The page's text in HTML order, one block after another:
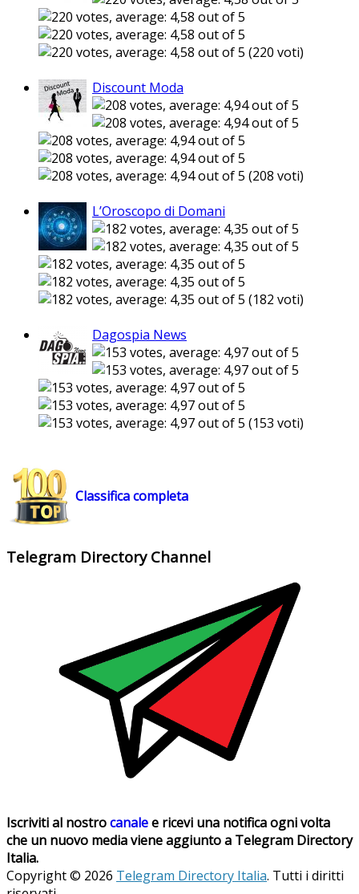
(220 voti)
Discount Moda
(208 voti)
L’Oroscopo di Domani
(182 voti)
Dagospia News
(153 voti)
Classifica completa
Telegram Directory Channel
Iscriviti al nostrocanalee ricevi una notifica ogni volta
che un nuovo media viene aggiunto a Telegram Directory
Italia.
Copyright © 2026 Telegram Directory Italia. Tutti i diritti